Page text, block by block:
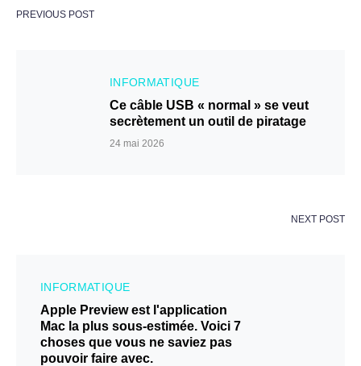
PREVIOUS POST
INFORMATIQUE
Ce câble USB « normal » se veut
secrètement un outil de piratage
24 mai 2026
NEXT POST
INFORMATIQUE
Apple Preview est l'application
Mac la plus sous-estimée. Voici 7
choses que vous ne saviez pas
pouvoir faire avec.